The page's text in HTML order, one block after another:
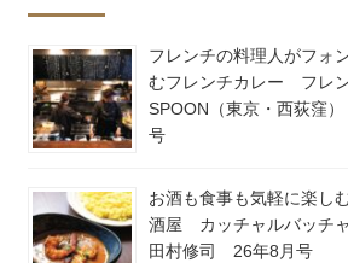
フレンチの料理人がフォ
むフレンチカレー フレ
SPOON（東京・西荻窪
号
お酒も食事も気軽に楽し
酒屋 カッチャルバッチ
田村修司 26年8月号